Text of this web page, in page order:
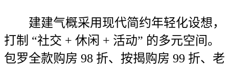
建建气概采用现代简约年轻化设想，
打制 “社交 + 休闲 + 活动” 的多元空间。
包罗全款购房 98 折、按揭购房 99 折、老